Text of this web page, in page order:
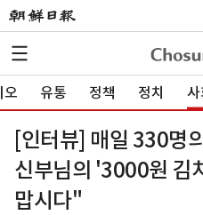
오 유통 정책 정치 사
[인터뷰] 매일 330명
신부님의 '3000원
맙시다"